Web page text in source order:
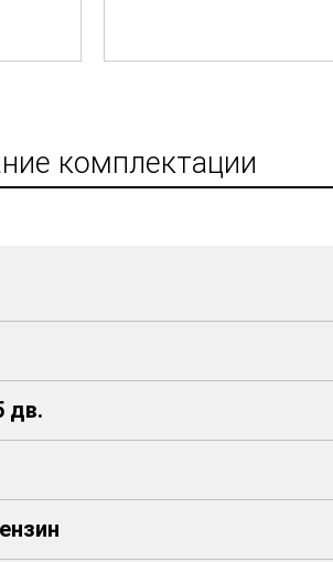
комплектации
дв.